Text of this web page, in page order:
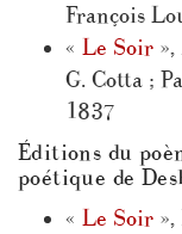
François
« Le Soir »,
G. Cotta ;
1837
Éditions du
poétique de
« Le Soir